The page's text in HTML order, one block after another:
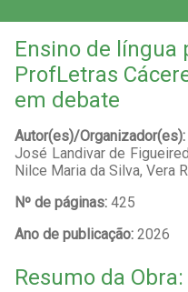
Ensino de língua
ProfLetras
em debate
Autor(es)/Organizador(es):
José Landivar de
Nilce Maria da Silva, Vera
Nº de páginas: 425
Ano de publicação: 2026
Resumo da Obra: